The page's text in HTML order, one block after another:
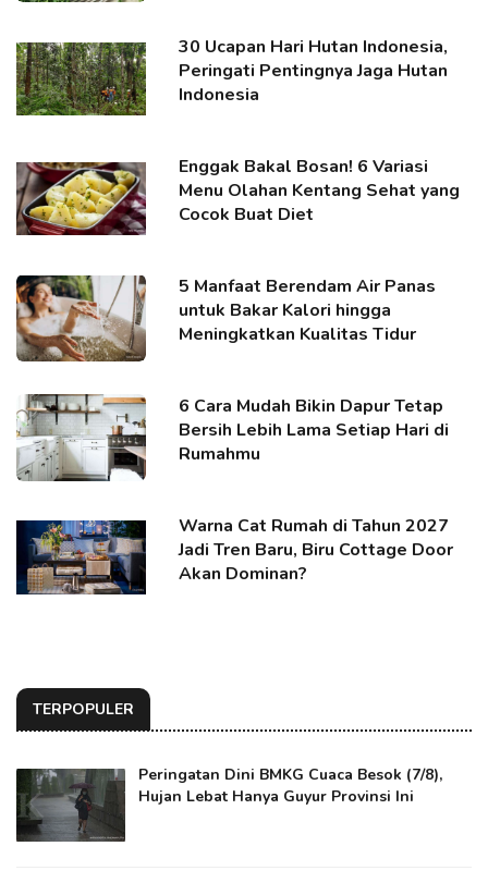
30 Ucapan Hari Hutan Indonesia,
Peringati Pentingnya Jaga Hutan
Indonesia
Enggak Bakal Bosan! 6 Variasi
Menu Olahan Kentang Sehat yang
Cocok Buat Diet
5 Manfaat Berendam Air Panas
untuk Bakar Kalori hingga
Meningkatkan Kualitas Tidur
6 Cara Mudah Bikin Dapur Tetap
Bersih Lebih Lama Setiap Hari di
Rumahmu
Warna Cat Rumah di Tahun 2027
Jadi Tren Baru, Biru Cottage Door
Akan Dominan?
TERPOPULER
Peringatan Dini BMKG Cuaca Besok (7/8),
Hujan Lebat Hanya Guyur Provinsi Ini